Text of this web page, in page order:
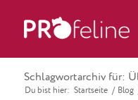
Schlagwortarchiv für:
Du bist hier: Startseite / Blog